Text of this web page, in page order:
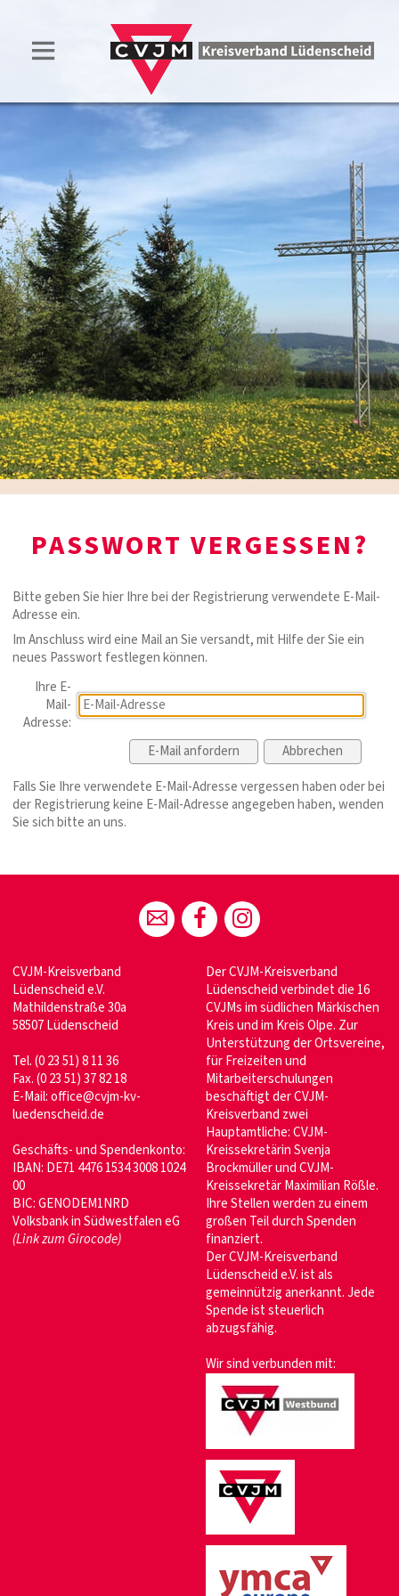
PASSWORT VERGESSEN?
Bitte geben Sie hier Ihre bei der Registrierung verwendete E-Mail-
Adresse ein.
Im Anschluss wird eine Mail an Sie versandt, mit Hilfe der Sie ein
neues Passwort festlegen können.
Ihre E-
Mail-
Adresse:
Falls Sie Ihre verwendete E-Mail-Adresse vergessen haben oder bei
der Registrierung keine E-Mail-Adresse angegeben haben, wenden
Sie sich bitte an uns.
CVJM-Kreisverband
Lüdenscheid e.V.
Mathildenstraße 30a
58507 Lüdenscheid
Tel. (0 23 51) 8 11 36
Fax. (0 23 51) 37 82 18
E-Mail: office@cvjm-kv-
luedenscheid.de
Geschäfts- und Spendenkonto:
IBAN: DE71 4476 1534 3008 1024
00
BIC: GENODEM1NRD
Volksbank in Südwestfalen eG
(Link zum Girocode)
Der CVJM-Kreisverband
Lüdenscheid verbindet die 16
CVJMs im südlichen Märkischen
Kreis und im Kreis Olpe. Zur
Unterstützung der Ortsvereine,
für Freizeiten und
Mitarbeiterschulungen
beschäftigt der CVJM-
Kreisverband zwei
Hauptamtliche: CVJM-
Kreissekretärin Svenja
Brockmüller und CVJM-
Kreissekretär Maximilian Rößle.
Ihre Stellen werden zu einem
großen Teil durch Spenden
finanziert.
Der CVJM-Kreisverband
Lüdenscheid e.V. ist als
gemeinnützig anerkannt. Jede
Spende ist steuerlich
abzugsfähig.
Wir sind verbunden mit: